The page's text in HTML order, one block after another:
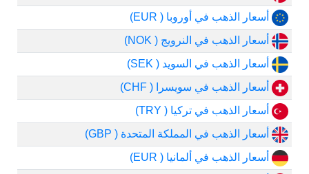
أسعار الذهب في أوروبا ( EUR)
أسعار الذهب في النرويج ( NOK)
أسعار الذهب في السويد ( SEK)
أسعار الذهب في سويسرا ( CHF)
أسعار الذهب في تركيا ( TRY)
أسعار الذهب في المملكة المتحدة ( GBP)
أسعار الذهب في ألمانيا ( EUR)